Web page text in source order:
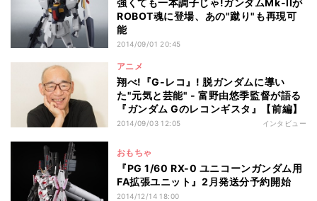
強くても一本調子じゃ!ガンダムMk-IIが
ROBOT魂に登場、あの"蹴り"も再現可
能
2014/09/01 20:45
アニメ
翔べ!『G-レコ』! 脱ガンダムに導い
た"元気と芸能" - 富野由悠季監督が語る
『ガンダム Gのレコンギスタ』【前編】
2014/09/03 12:05 インタビュー
おもちゃ
『PG 1/60 RX-0 ユニコーンガンダム用
FA拡張ユニット』2月発送分予約開始
2014/12/14 18:00